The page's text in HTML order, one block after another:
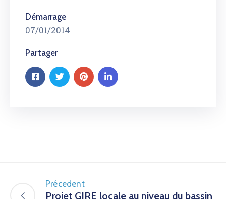
Démarrage
07/01/2014
Partager
Précedent
Projet GIRE locale au niveau du bassin